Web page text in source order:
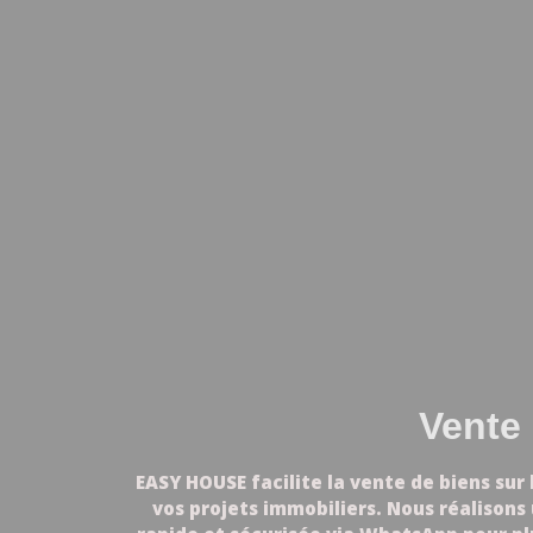
EASY HOUSE facilite la vente de biens
vos projets immobiliers. Nous